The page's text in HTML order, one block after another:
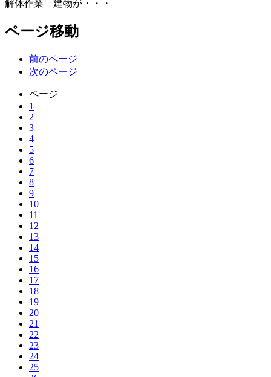
解体作業 建物が・・・
ページ移動
前のページ
次のページ
ページ
1
2
3
4
5
6
7
8
9
10
11
12
13
14
15
16
17
18
19
20
21
22
23
24
25